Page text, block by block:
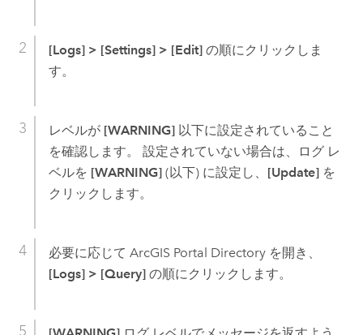
[Logs] > [Settings] > [Edit]の順にクリックしま
す。
レベルが [WARNING]以下に設定されていること
を確認します。 設定されていない場合は、ログ レ
ベルを [WARNING](以下) に設定し、 [Update]を
クリックします。
必要に応じて ArcGIS Portal Directory を開き、
[Logs] > [Query]の順にクリックします。